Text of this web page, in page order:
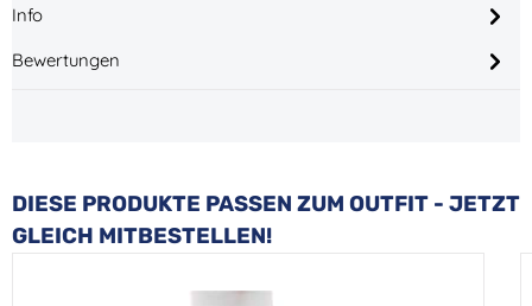
Info
Bewertungen
Produktgalerie überspringen
DIESE PRODUKTE PASSEN ZUM OUTFIT - JETZT
GLEICH MITBESTELLEN!